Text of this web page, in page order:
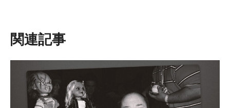
シ
ョ
ン
類似投稿